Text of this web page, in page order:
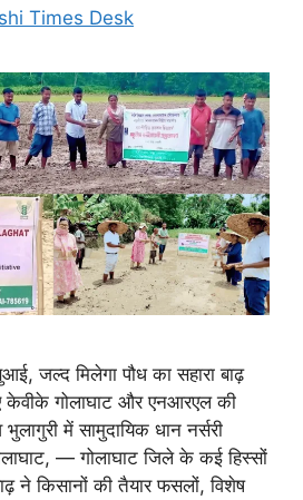
Times Desk
जल्द मिलेगा पौध का सहारा बाढ़
केवीके गोलाघाट और एनआरएल की
में सामुदायिक धान नर्सरी
— गोलाघाट जिले के कई हिस्सों
ने किसानों की तैयार फसलों, विशेष